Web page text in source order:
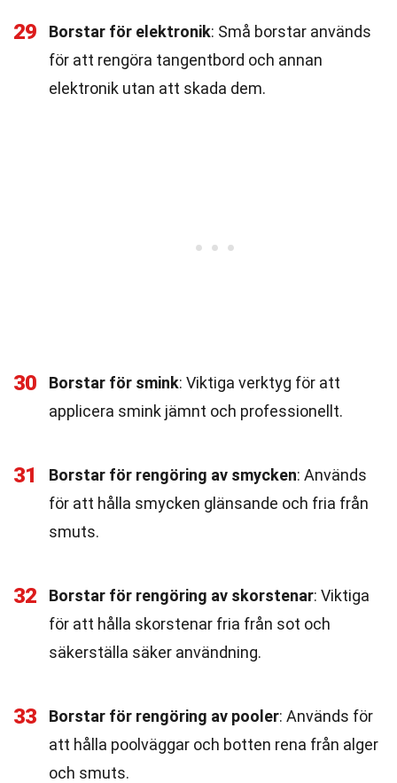
29 Borstar för elektronik: Små borstar används
för att rengöra tangentbord och annan
elektronik utan att skada dem.
30 Borstar för smink: Viktiga verktyg för att
applicera smink jämnt och professionellt.
31 Borstar för rengöring av smycken: Används
för att hålla smycken glänsande och fria från
smuts.
32 Borstar för rengöring av skorstenar: Viktiga
för att hålla skorstenar fria från sot och
säkerställa säker användning.
33 Borstar för rengöring av pooler: Används för
att hålla poolväggar och botten rena från alger
och smuts.